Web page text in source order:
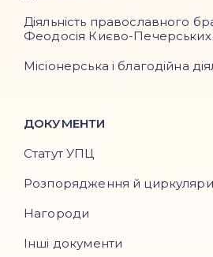
Діяльність православного
Феодосія Києво-Печерських
Місіонерська і благодійна
ДОКУМЕНТИ
Статут УПЦ
Розпорядження й циркуляри
Нагороди
Інші документи